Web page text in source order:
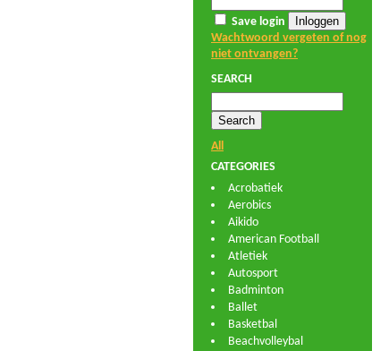
Save login
Wachtwoord vergeten of nog
niet ontvangen?
SEARCH
All
CATEGORIES
Acrobatiek
Aerobics
Aikido
American Football
Atletiek
Autosport
Badminton
Ballet
Basketbal
Beachvolleybal